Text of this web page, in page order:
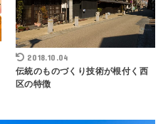
2018.10.04
伝統のものづくり技術が根付く西
区の特徴